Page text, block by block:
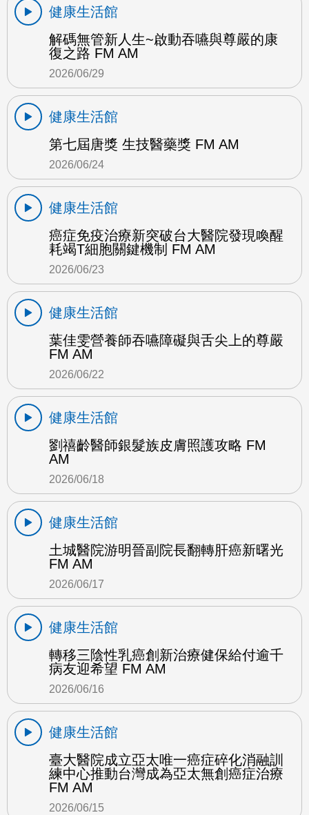
健康生活館
解碼無管新人生~啟動吞嚥與尊嚴的康
復之路 FM AM
2026/06/29
健康生活館
第七屆唐獎 生技醫藥獎 FM AM
2026/06/24
健康生活館
癌症免疫治療新突破台大醫院發現喚醒
耗竭T細胞關鍵機制 FM AM
2026/06/23
健康生活館
葉佳雯營養師吞嚥障礙與舌尖上的尊嚴
FM AM
2026/06/22
健康生活館
劉禧齡醫師銀髮族皮膚照護攻略 FM
AM
2026/06/18
健康生活館
土城醫院游明晉副院長翻轉肝癌新曙光
FM AM
2026/06/17
健康生活館
轉移三陰性乳癌創新治療健保給付逾千
病友迎希望 FM AM
2026/06/16
健康生活館
臺大醫院成立亞太唯一癌症碎化消融訓
練中心推動台灣成為亞太無創癌症治療
FM AM
2026/06/15